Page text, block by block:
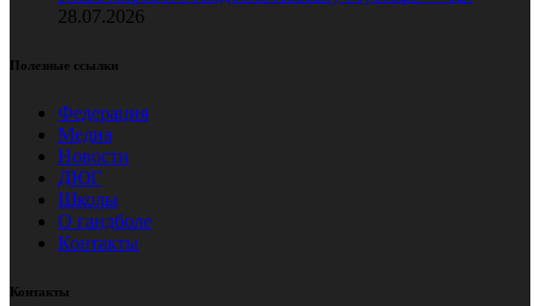
28.07.2026
Полезные ссылки
Федерация
Медиа
Новости
ДЮГ
Школы
О гандболе
Контакты
Контакты